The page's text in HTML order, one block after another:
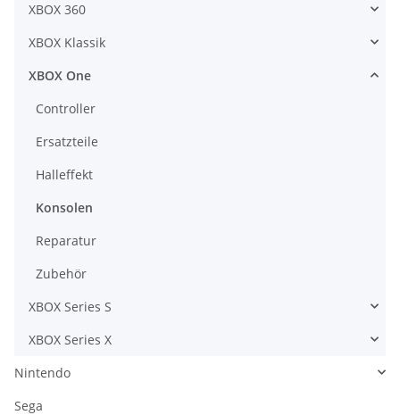
XBOX 360
XBOX Klassik
XBOX One
Controller
Ersatzteile
Halleffekt
Konsolen
Reparatur
Zubehör
XBOX Series S
XBOX Series X
Nintendo
Sega